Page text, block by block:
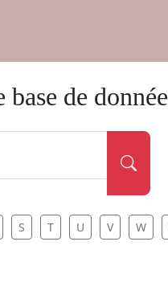
de
S T U V W